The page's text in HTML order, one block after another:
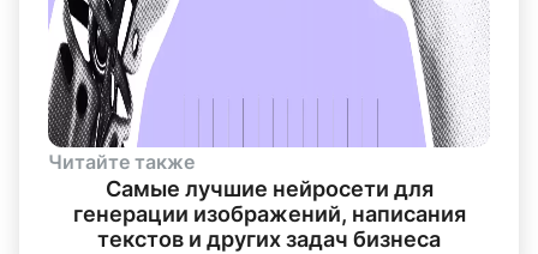
Читайте также
Самые лучшие нейросети для
генерации изображений, написания
текстов и других задач бизнеса